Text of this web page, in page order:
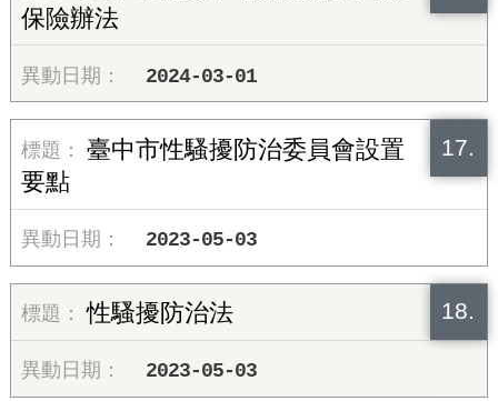
保險辦法
2024-03-01
17.
臺中市性騷擾防治委員會設置
要點
2023-05-03
18.
性騷擾防治法
2023-05-03